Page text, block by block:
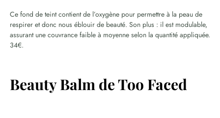
Ce fond de teint contient de l’oxygène pour permettre à la peau de
respirer et donc nous éblouir de beauté. Son plus : il est modulable,
assurant une couvrance faible à moyenne selon la quantité appliquée.
34€.
Beauty Balm de Too Faced